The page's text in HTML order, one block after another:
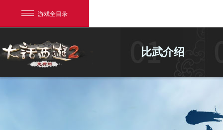
游戏全目录
比武介绍